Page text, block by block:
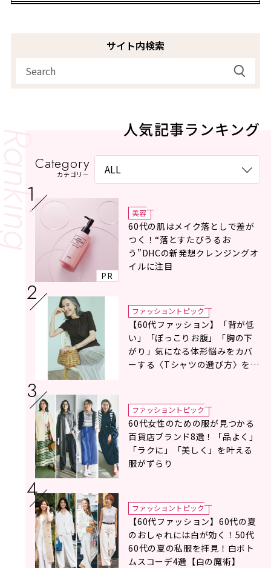
サイト内検索
人気記事ランキング
Category
カテゴリー
PR
美容
60代の肌はメイク落としで差が
つく！“落とすたびうるお
う”DHCの新発想クレンジングオ
イルに注目
ファッショントピック
【60代ファッション】「背が低
い」「ぽっこりお腹」「胸の下
がり」気になる体形悩みをカバ
ーする〈Tシャツの選び方〉をス
ファッショントピック
60代女性のための服が見つかる
百貨店ブランド8選！「品よく」
「ラクに」「美しく」を叶える
服がずらり
ファッショントピック
【60代ファッション】60代の夏
のおしゃれには白が効く！50代
60代の夏の私服を拝見！白ボト
ムスコーデ4選【白の魔術】